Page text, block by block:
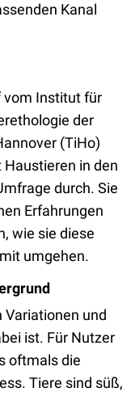
Kanal
vom Institut für
der
(TiHo)
in den
durch. Sie
Erfahrungen
wie sie diese
umgehen.
Variationen und
ist. Für Nutzer
oftmals die
Tiere sind süß,